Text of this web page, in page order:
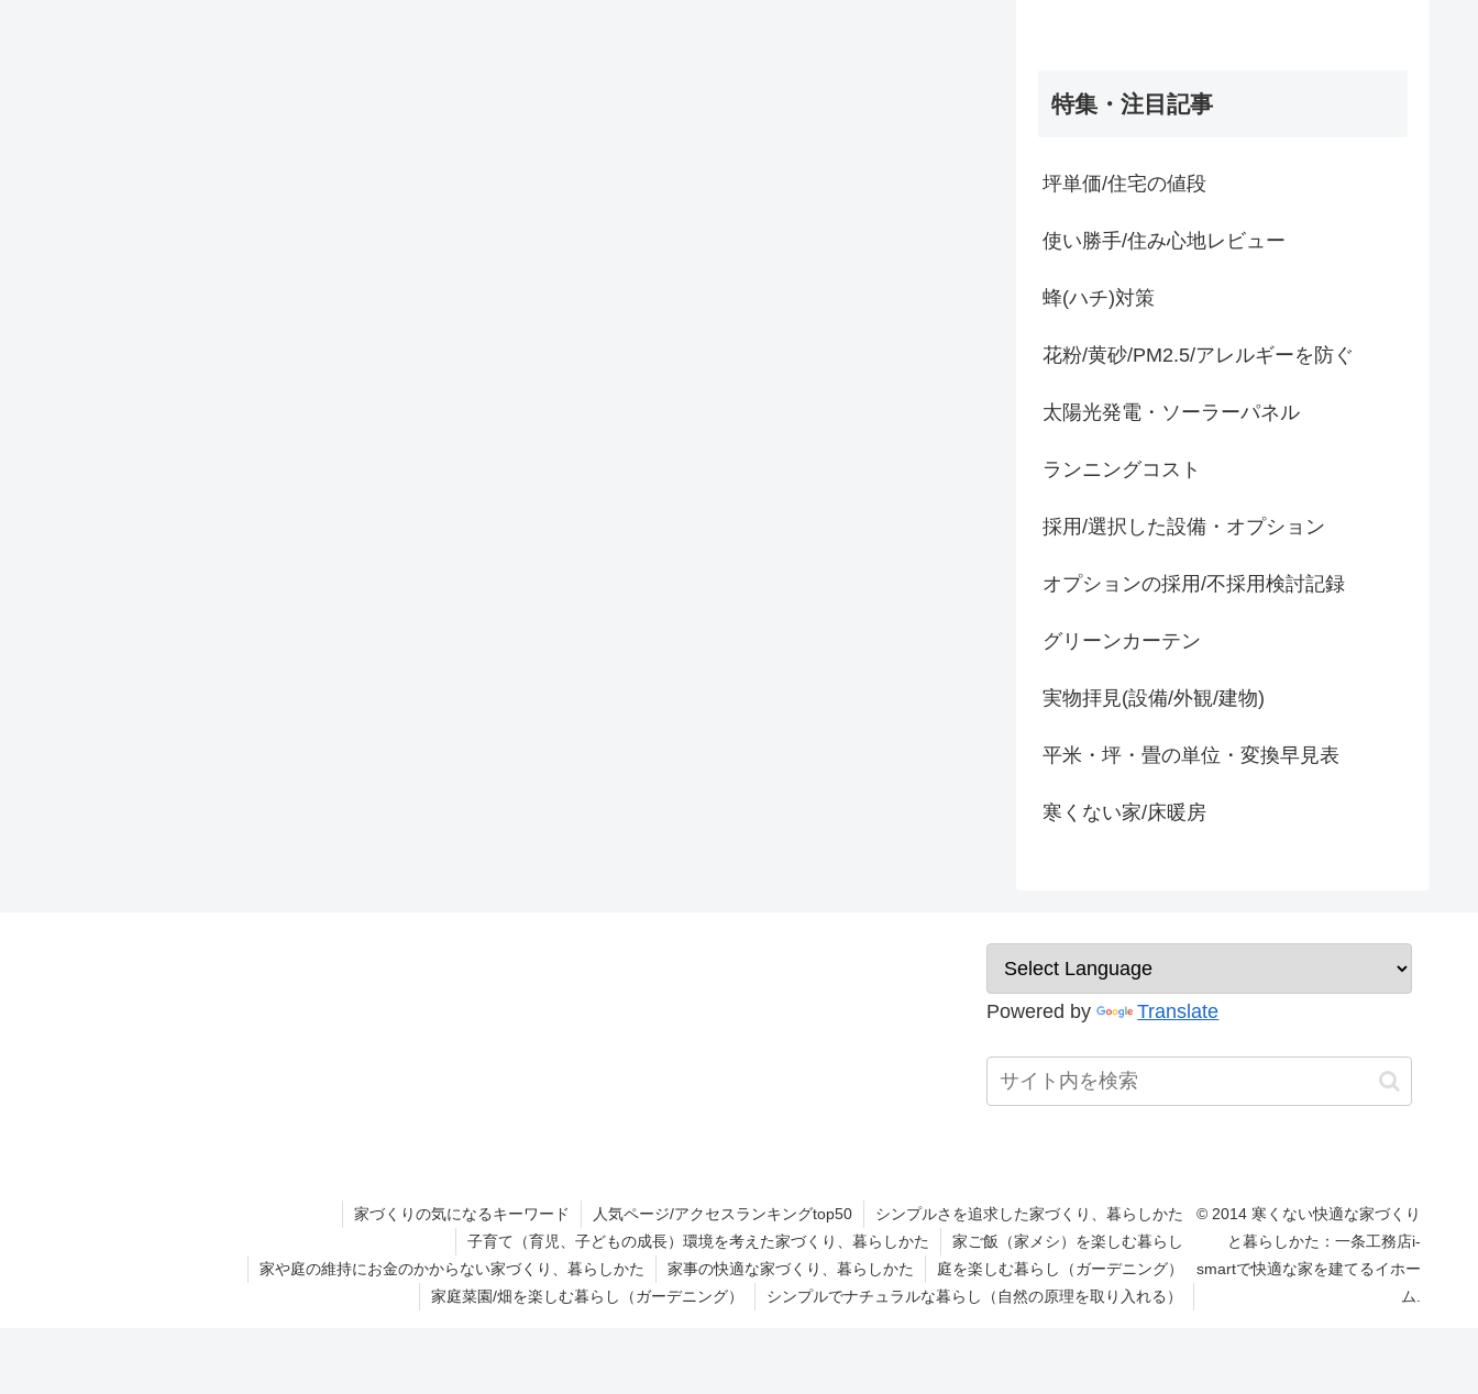
特集・注目記事
坪単価/住宅の値段
使い勝手/住み心地レビュー
蜂(ハチ)対策
花粉/黄砂/PM2.5/アレルギーを防ぐ
太陽光発電・ソーラーパネル
ランニングコスト
採用/選択した設備・オプション
オプションの採用/不採用検討記録
グリーンカーテン
実物拝見(設備/外観/建物)
平米・坪・畳の単位・変換早見表
寒くない家/床暖房
Powered by Translate
家づくりの気になるキーワード 人気ページ/アクセスランキングtop50
シンプルさを追求した家づくり、暮らしかた
子育て（育児、子どもの成長）環境を考えた家づくり、暮らしかた
家ご飯（家メシ）を楽しむ暮らし
家や庭の維持にお金のかからない家づくり、暮らしかた
家事の快適な家づくり、暮らしかた
庭を楽しむ暮らし（ガーデニング）
家庭菜園/畑を楽しむ暮らし（ガーデニング）
シンプルでナチュラルな暮らし（自然の原理を取り入れる）
© 2014 寒くない快適な家づくり
と暮らしかた：一条工務店i-
smartで快適な家を建てるイホー
ム.